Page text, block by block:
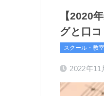
【2020
グと口コ
スクール・教室
2022年11